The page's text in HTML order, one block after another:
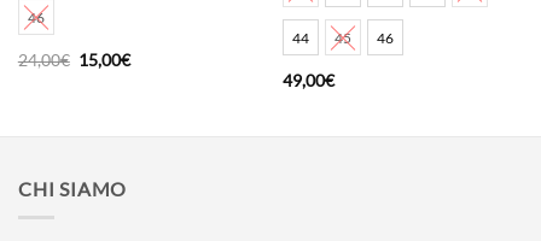
46
24,00€ Il
prezzo
15,00€Il
44 45 46
49,00€
CHI SIAMO